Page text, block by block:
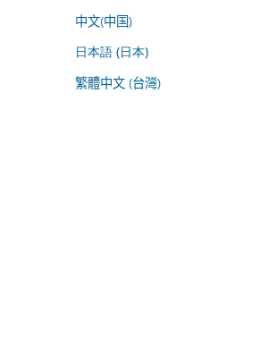
中文(中国)
日本語 (日本)
繁體中文 (台灣)